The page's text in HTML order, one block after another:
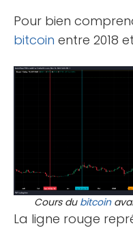
Pour bien
bitcoin entre 2018
Cours du bitcoin
La ligne rouge